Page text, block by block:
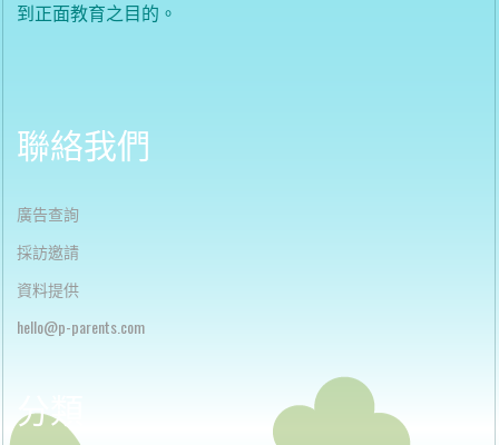
到正面教育之目的。
聯絡我們
廣告查詢
採訪邀請
資料提供
hello@p-parents.com
分類